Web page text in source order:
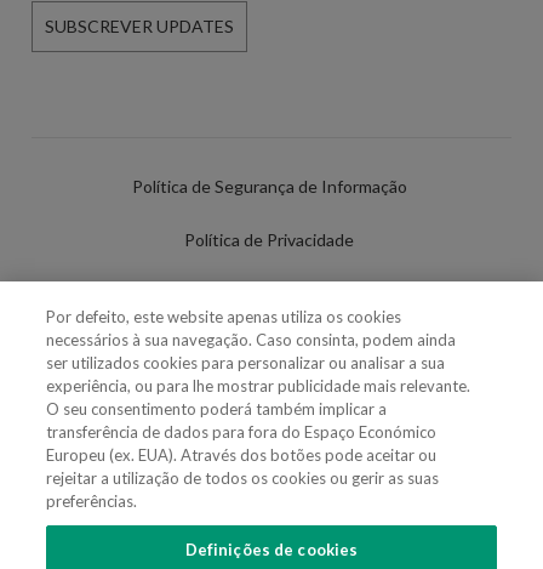
SUBSCREVER UPDATES
Política de Segurança de Informação
Política de Privacidade
Política de Cookies
Definições de cookies
Uso Fraudulento Nome/Marca
Por defeito, este website apenas utiliza os cookies
necessários à sua navegação. Caso consinta, podem ainda
ser utilizados cookies para personalizar ou analisar a sua
experiência, ou para lhe mostrar publicidade mais relevante.
O seu consentimento poderá também implicar a
transferência de dados para fora do Espaço Económico
Europeu (ex. EUA). Através dos botões pode aceitar ou
rejeitar a utilização de todos os cookies ou gerir as suas
preferências.
Definições de cookies